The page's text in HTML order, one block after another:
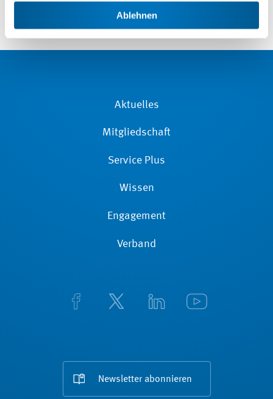
Ablehnen
Aktuelles
Mitgliedschaft
Service Plus
Wissen
Engagement
Verband
Newsletter abonnieren